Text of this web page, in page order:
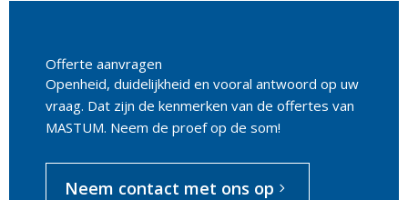
Offerte aanvragen
Openheid, duidelijkheid en vooral antwoord op uw
vraag. Dat zijn de kenmerken van de offertes van
MASTUM. Neem de proef op de som!
Neem contact met ons op